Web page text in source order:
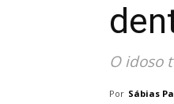
O idoso
Por Sábias